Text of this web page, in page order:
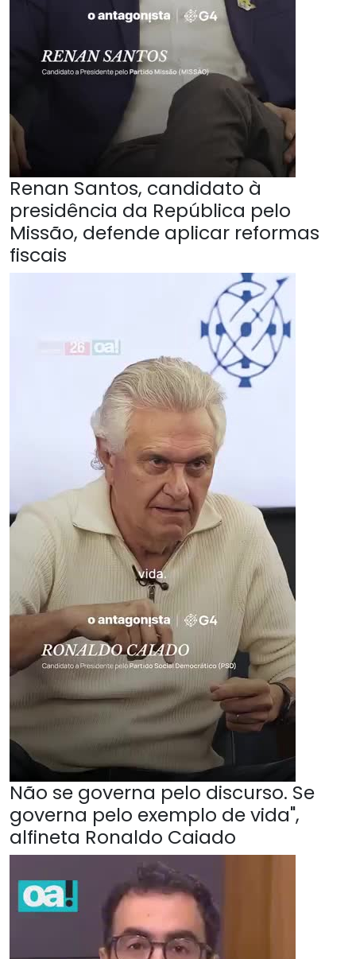
Renan Santos, candidato à
presidência da República pelo
Missão, defende aplicar reformas
fiscais
Não se governa pelo discurso. Se
governa pelo exemplo de vida",
alfineta Ronaldo Caiado